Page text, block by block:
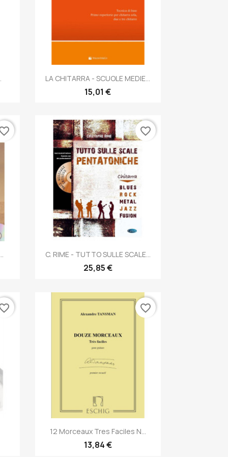
Anteprima
LA CHITARRA - SCUOLE MEDIE...
15,01 €
 Anteprima
C. RIME - TUTTO SULLE SCALE...
25,85 €
favorite_border
Anteprima
12 Morceaux Tres Faciles N...
13,84 €
favorite_border